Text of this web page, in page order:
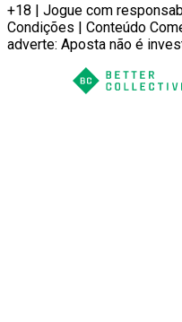
+18 | Jogue com
Condições | Conteúdo
adverte: Aposta não é